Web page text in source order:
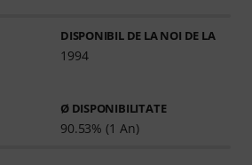
DISPONIBIL DE LA NOI DE LA
1994
Ø DISPONIBILITATE
90.53% (1 An)